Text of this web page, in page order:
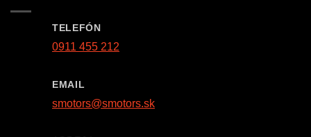
TELEFÓN
0911 455 212
EMAIL
smotors@smotors.sk